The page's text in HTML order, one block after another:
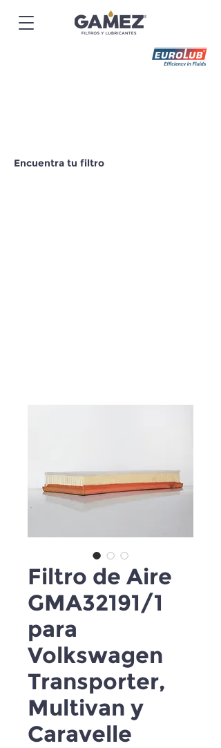
Encuentra tu filtro
Filtro de Aire
GMA32191/1
para
Volkswagen
Transporter,
Multivan y
Caravelle